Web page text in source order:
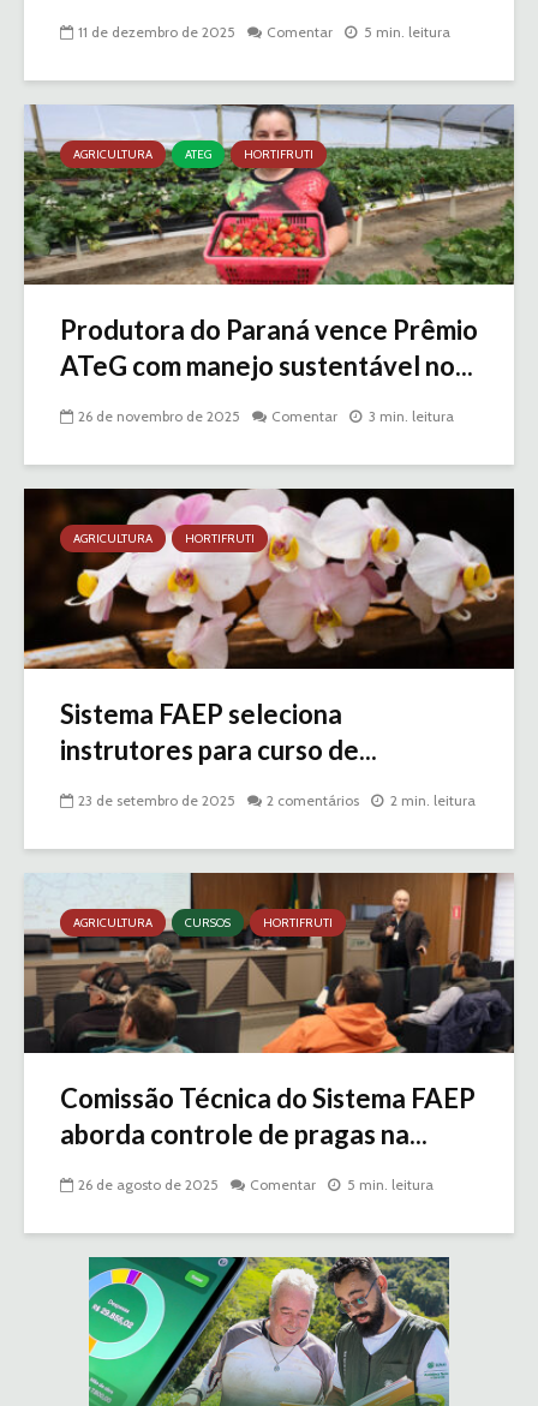
11 de dezembro de 2025 Comentar 5 min. leitura
AGRICULTURA ATEG HORTIFRUTI
Produtora do Paraná vence Prêmio
ATeG com manejo sustentável no...
26 de novembro de 2025 Comentar 3 min. leitura
AGRICULTURA HORTIFRUTI
Sistema FAEP seleciona
instrutores para curso de...
23 de setembro de 2025 2 comentários 2 min. leitura
AGRICULTURA CURSOS HORTIFRUTI
Comissão Técnica do Sistema FAEP
aborda controle de pragas na...
26 de agosto de 2025 Comentar 5 min. leitura